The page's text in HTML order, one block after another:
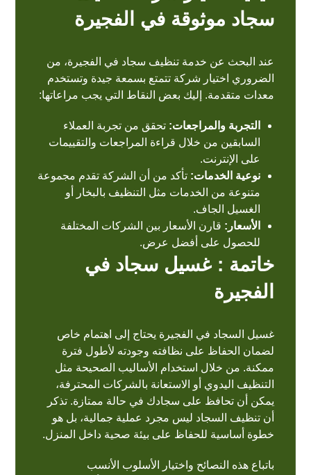
سجاد موثوقة في الفجيرة
عند البحث عن خدمة تنظيف سجاد في الفجيرة، من
الضروري اختيار شركة تتمتع بسمعة جيدة وتستخدم
معدات متقدمة. إليك بعض النقاط التي يجب مراعاتها:
التجربة والمراجعات: تحقق من تجربة العملاء
السابقين من خلال قراءة المراجعات والتقييمات
على الإنترنت.
نوعية الخدمات: تأكد من أن الشركة تقدم مجموعة
متنوعة من الخدمات مثل التنظيف بالبخار أو
الغسيل الجاف.
الأسعار: قارن الأسعار بين الشركات المختلفة
للحصول على أفضل عرض.
خاتمة : غسيل سجاد في
الفجيرة
غسيل السجاد في الفجيرة يحتاج إلى اهتمام خاص
لضمان الحفاظ على نظافته وجودته لأطول فترة
ممكنة. من خلال استخدام الأساليب الصحيحة مثل
التنظيف اليدوي أو الاستعانة بالشركات المحترفة،
يمكن أن تحافظ على سجادك في حالة ممتازة. تذكر
أن تنظيف السجاد ليس مجرد عملية جمالية، بل هو
خطوة أساسية للحفاظ على بيئة صحية داخل المنزل.
باتباع هذه النصائح واختيار الأسلوب الأنسب